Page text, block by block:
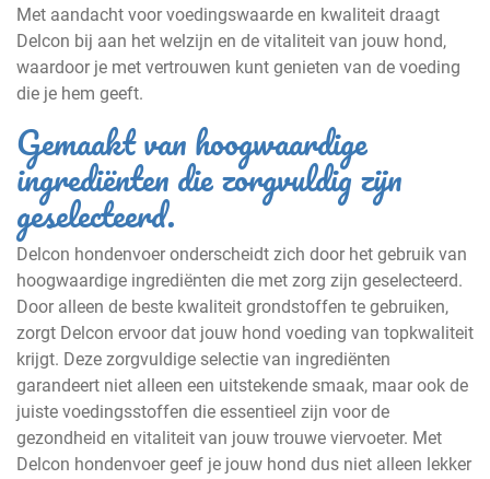
Met aandacht voor voedingswaarde en kwaliteit draagt
Delcon bij aan het welzijn en de vitaliteit van jouw hond,
waardoor je met vertrouwen kunt genieten van de voeding
die je hem geeft.
Gemaakt van hoogwaardige
ingrediënten die zorgvuldig zijn
geselecteerd.
Delcon hondenvoer onderscheidt zich door het gebruik van
hoogwaardige ingrediënten die met zorg zijn geselecteerd.
Door alleen de beste kwaliteit grondstoffen te gebruiken,
zorgt Delcon ervoor dat jouw hond voeding van topkwaliteit
krijgt. Deze zorgvuldige selectie van ingrediënten
garandeert niet alleen een uitstekende smaak, maar ook de
juiste voedingsstoffen die essentieel zijn voor de
gezondheid en vitaliteit van jouw trouwe viervoeter. Met
Delcon hondenvoer geef je jouw hond dus niet alleen lekker